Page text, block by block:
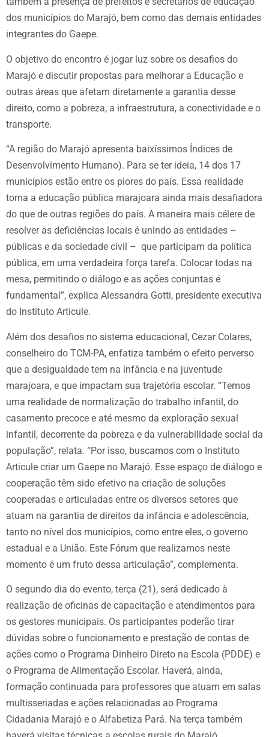
dos municípios do Marajó, bem como das demais entidades
integrantes do Gaepe.
O objetivo do encontro é jogar luz sobre os desafios do
Marajó e discutir propostas para melhorar a Educação e
outras áreas que afetam diretamente a garantia desse
direito, como a pobreza, a infraestrutura, a conectividade e o
transporte.
“A região do Marajó apresenta baixíssimos Índices de
Desenvolvimento Humano). Para se ter ideia, 14 dos 17
municípios estão entre os piores do país. Essa realidade
torna a educação pública marajoara ainda mais desafiadora
do que de outras regiões do país. A maneira mais célere de
resolver as deficiências locais é unindo as entidades –
públicas e da sociedade civil – que participam da política
pública, em uma verdadeira força tarefa. Colocar todas na
mesa, permitindo o diálogo e as ações conjuntas é
fundamental”, explica Alessandra Gotti, presidente executiva
do Instituto Articule.
Além dos desafios no sistema educacional, Cezar Colares,
conselheiro do TCM-PA, enfatiza também o efeito perverso
que a desigualdade tem na infância e na juventude
marajoara, e que impactam sua trajetória escolar. “Temos
uma realidade de normalização do trabalho infantil, do
casamento precoce e até mesmo da exploração sexual
infantil, decorrente da pobreza e da vulnerabilidade social da
população”, relata. “Por isso, buscamos com o Instituto
Articule criar um Gaepe no Marajó. Esse espaço de diálogo e
cooperação têm sido efetivo na criação de soluções
cooperadas e articuladas entre os diversos setores que
atuam na garantia de direitos da infância e adolescência,
tanto no nível dos municípios, como entre eles, o governo
estadual e a União. Este Fórum que realizamos neste
momento é um fruto dessa articulação”, complementa.
O segundo dia do evento, terça (21), será dedicado à
realização de oficinas de capacitação e atendimentos para
os gestores municipais. Os participantes poderão tirar
dúvidas sobre o funcionamento e prestação de contas de
ações como o Programa Dinheiro Direto na Escola (PDDE) e
o Programa de Alimentação Escolar. Haverá, ainda,
formação continuada para professores que atuam em salas
multisseriadas e ações relacionadas ao Programa
Cidadania Marajó e o Alfabetiza Pará. Na terça também